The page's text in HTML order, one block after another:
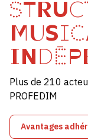
Plus de 210
PROFEDIM
Avantages